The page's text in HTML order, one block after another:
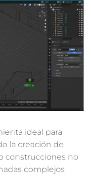
ideal para
la creación de
construcciones no
complejos